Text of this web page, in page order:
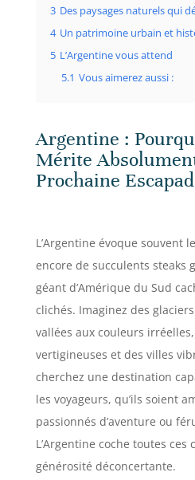
3 Des paysages naturels qui
4 Un patrimoine urbain et
5 L’Argentine vous attend
5.1 Vous aimerez aussi :
Argentine :
Mérite
Prochaine
L’Argentine évoque souvent
encore de succulents steaks
géant d’Amérique du Sud
clichés. Imaginez des
vallées aux couleurs irréelles,
vertigineuses et des villes
cherchez une destination
les voyageurs, qu’ils soient
passionnés d’aventure ou
L’Argentine coche toutes ces
générosité déconcertante.